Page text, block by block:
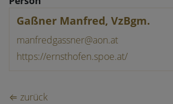
Name
Telefon
Gaßner Manfred, VzBgm.
manfredgassner@aon.at
https://ernsthofen.spoe.at/
⇐ zurück